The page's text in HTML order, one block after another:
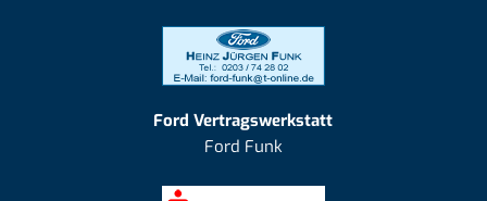
Ford Vertragswerkstatt
Ford Funk